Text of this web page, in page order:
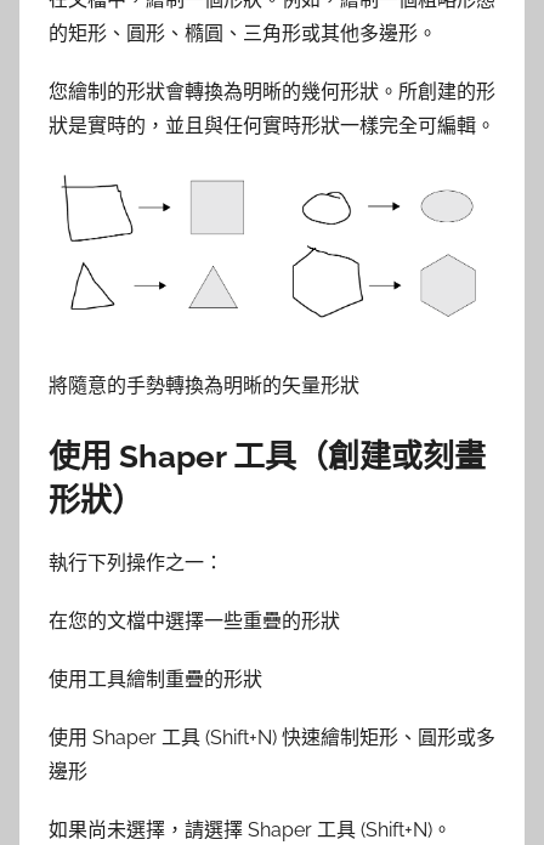
的矩形、圓形、橢圓、三角形或其他多邊形。
您繪制的形狀會轉換為明晰的幾何形狀。所創建的形
狀是實時的，並且與任何實時形狀一樣完全可編輯。
將隨意的手勢轉換為明晰的矢量形狀
使用 Shaper 工具（創建或刻畫
形狀）
執行下列操作之一：
在您的文檔中選擇一些重疊的形狀
使用工具繪制重疊的形狀
使用 Shaper 工具 (Shift+N) 快速繪制矩形、圓形或多
邊形
如果尚未選擇，請選擇 Shaper 工具 (Shift+N)。